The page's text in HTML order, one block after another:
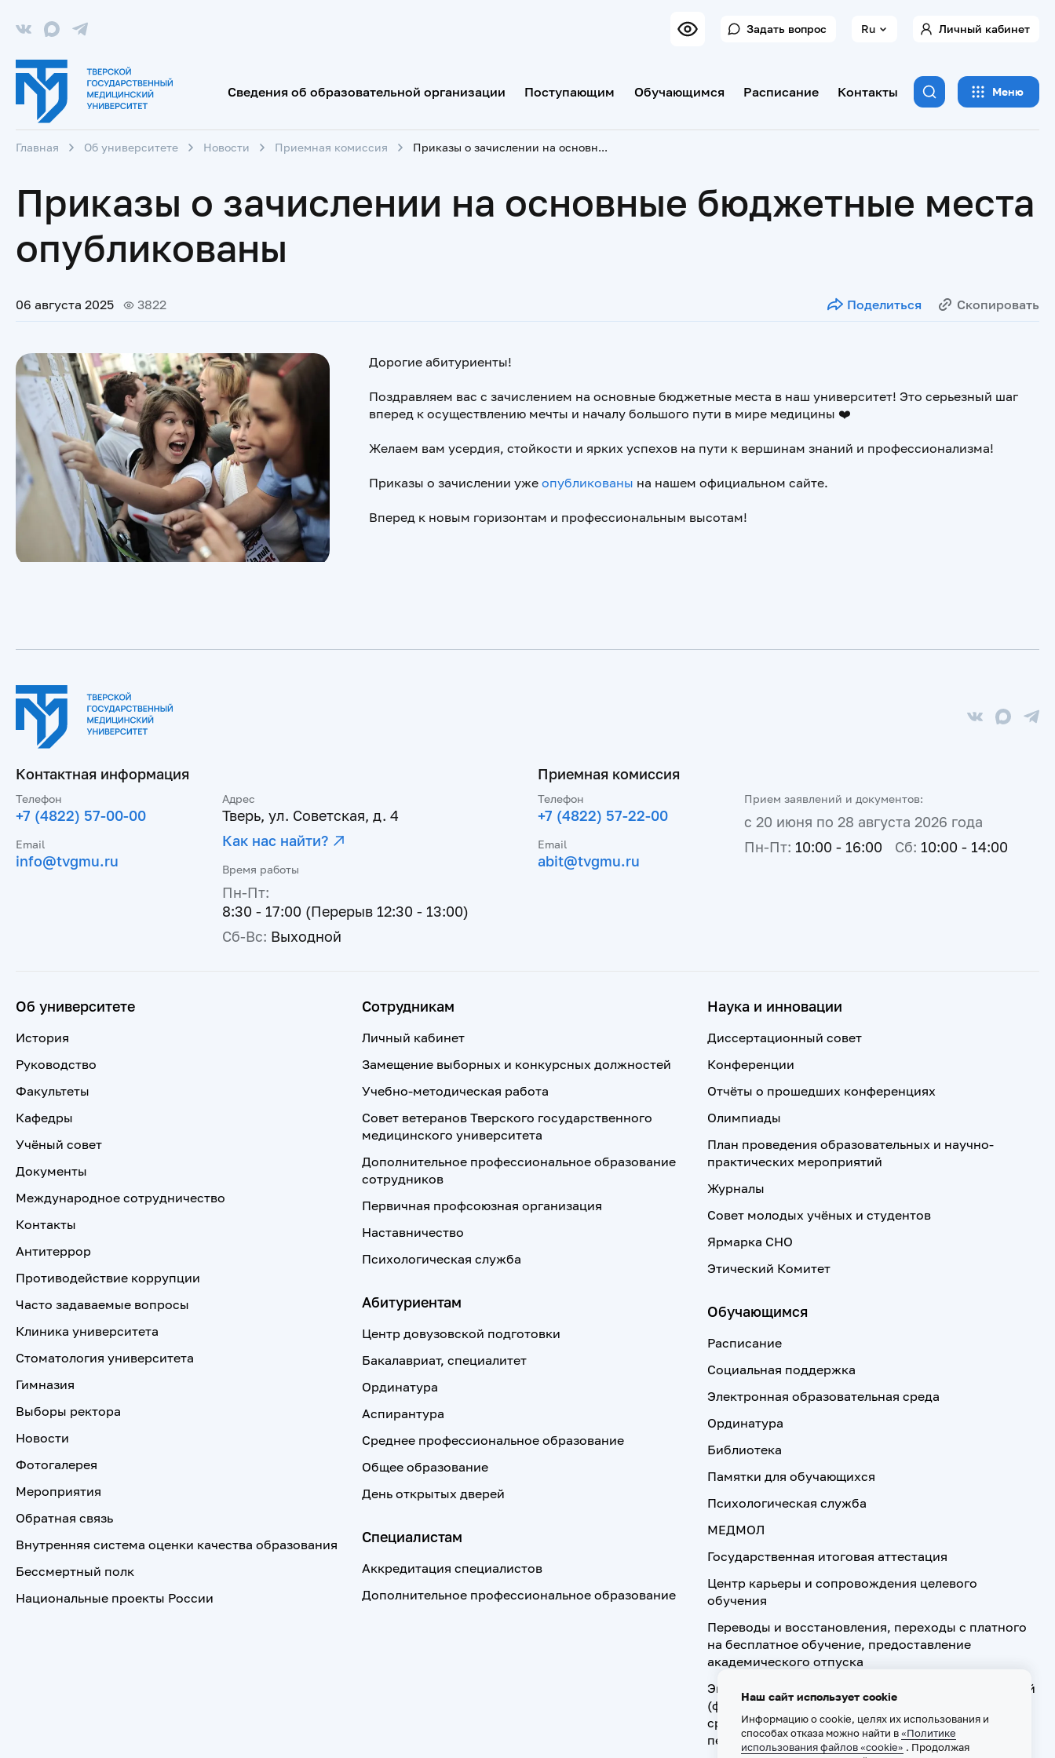
Задать вопрос Ru Личный кабинет
Сведения об образовательной организации Поступающим Обучающимся Расписание Контакты Меню
Главная Об университете Новости Приемная комиссия Приказы о зачислении на основные бюджетные места опубликованы
Приказы о зачислении на основные бюджетные места
опубликованы
06 августа 2025 3822 Поделиться Скопировать
Дорогие абитуриенты!
Поздравляем вас с зачислением на основные бюджетные места в наш университет! Это серьезный шаг
вперед к осуществлению мечты и началу большого пути в мире медицины ❤️
Желаем вам усердия, стойкости и ярких успехов на пути к вершинам знаний и профессионализма!
Приказы о зачислении уже опубликованы на нашем официальном сайте.
Вперед к новым горизонтам и профессиональным высотам!
Контактная информация
Телефон
+7 (4822) 57-00-00
Email
info@tvgmu.ru
Адрес
Тверь, ул. Советская, д. 4
Как нас найти?
Время работы
Пн-Пт:
8:30 - 17:00 (Перерыв 12:30 - 13:00)
Сб-Вс: Выходной
Приемная комиссия
Телефон
+7 (4822) 57-22-00
Email
abit@tvgmu.ru
Прием заявлений и документов:
с 20 июня по 28 августа 2026 года
Пн-Пт: 10:00 - 16:00 Сб: 10:00 - 14:00
Об университете
История
Руководство
Факультеты
Кафедры
Учёный совет
Документы
Международное сотрудничество
Контакты
Антитеррор
Противодействие коррупции
Часто задаваемые вопросы
Клиника университета
Стоматология университета
Гимназия
Выборы ректора
Новости
Фотогалерея
Мероприятия
Обратная связь
Внутренняя система оценки качества образования
Бессмертный полк
Национальные проекты России
Сотрудникам
Личный кабинет
Замещение выборных и конкурсных должностей
Учебно-методическая работа
Совет ветеранов Тверского государственного
медицинского университета
Дополнительное профессиональное образование
сотрудников
Первичная профсоюзная организация
Наставничество
Психологическая служба
Абитуриентам
Центр довузовской подготовки
Бакалавриат, специалитет
Ординатура
Аспирантура
Среднее профессиональное образование
Общее образование
День открытых дверей
Специалистам
Аккредитация специалистов
Дополнительное профессиональное образование
Наука и инновации
Диссертационный совет
Конференции
Отчёты о прошедших конференциях
Олимпиады
План проведения образовательных и научно-
практических мероприятий
Журналы
Совет молодых учёных и студентов
Ярмарка СНО
Этический Комитет
Обучающимся
Расписание
Социальная поддержка
Электронная образовательная среда
Ординатура
Библиотека
Памятки для обучающихся
Психологическая служба
МЕДМОЛ
Государственная итоговая аттестация
Центр карьеры и сопровождения целевого
обучения
Переводы и восстановления, переходы с платного
на бесплатное обучение, предоставление
академического отпуска
Экзамен по допуску к осуществлению медицинской
(фармацевтической) деятельности на должностях
среднего медицинского (фармацевтического)
персонала
Наш сайт использует cookie
Информацию о cookie, целях их использования и
способах отказа можно найти в«Политике
использования файлов «cookie» . Продолжая